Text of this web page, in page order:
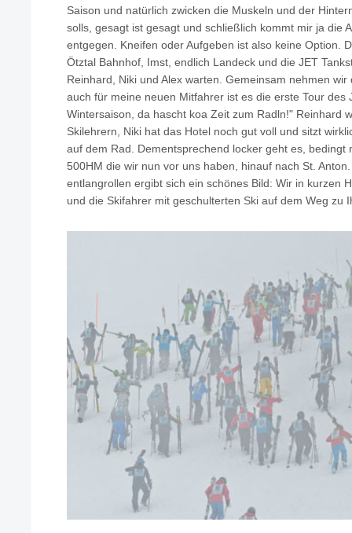
Saison und natürlich zwicken die Muskeln und der
solls, gesagt ist gesagt und schließlich kommt mir ja die
entgegen. Kneifen oder Aufgeben ist also keine Option.
Ötztal Bahnhof, Imst, endlich Landeck und die JET
Reinhard, Niki und Alex warten. Gemeinsam nehmen
auch für meine neuen Mitfahrer ist es die erste Tour des
Wintersaison, da hascht koa Zeit zum Radln!" Reinhard
Skilehrern, Niki hat das Hotel noch gut voll und sitzt
auf dem Rad. Dementsprechend locker geht es, bedingt
500HM die wir nun vor uns haben, hinauf nach St.
entlangrollen ergibt sich ein schönes Bild: Wir in kurzen
und die Skifahrer mit geschulterten Ski auf dem Weg zu